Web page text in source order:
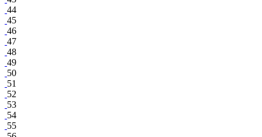
44
45
46
47
48
49
50
51
52
53
54
55